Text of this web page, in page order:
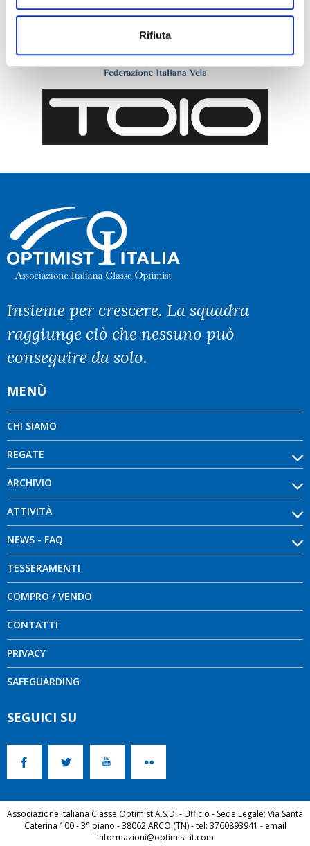
Rifiuta
Insieme per crescere. La squadra
raggiunge ciò che nessuno può
conseguire da solo.
MENÙ
CHI SIAMO
REGATE
ARCHIVIO
ATTIVITÀ
NEWS - FAQ
TESSERAMENTI
COMPRO / VENDO
CONTATTI
PRIVACY
SAFEGUARDING
SEGUICI SU
Associazione Italiana Classe Optimist A.S.D. - Ufficio - Sede Legale: Via Santa
Caterina 100 - 3° piano - 38062 ARCO (TN) - tel: 3760893941 - email
informazioni@optimist-it.com